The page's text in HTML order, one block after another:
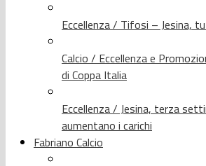
Eccellenza / Tifosi – Jesina,
Calcio / Eccellenza e
di Coppa Italia
Eccellenza / Jesina, terza
aumentano i carichi
Fabriano Calcio